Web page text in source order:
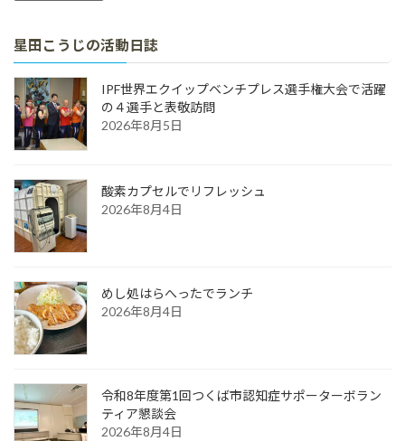
星田こうじの活動日誌
IPF世界エクイップベンチプレス選手権大会で活躍
の４選手と表敬訪問
2026年8月5日
酸素カプセルでリフレッシュ
2026年8月4日
めし処はらへったでランチ
2026年8月4日
令和8年度第1回つくば市認知症サポーターボラン
ティア懇談会
2026年8月4日